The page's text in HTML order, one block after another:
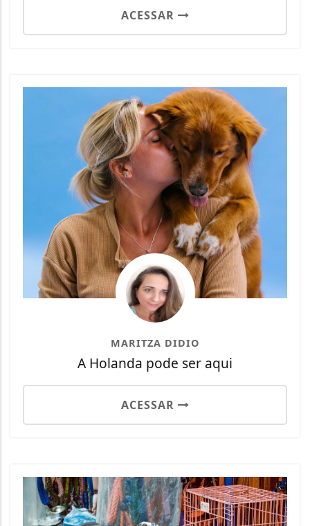
ACESSAR
MARITZA DIDIO
A Holanda pode ser aqui
ACESSAR